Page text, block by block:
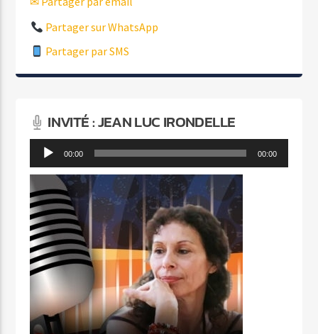
Partager sur WhatsApp
Partager par SMS
INVITÉ : JEAN LUC IRONDELLE
Lecteur
audio
00:00 00:00